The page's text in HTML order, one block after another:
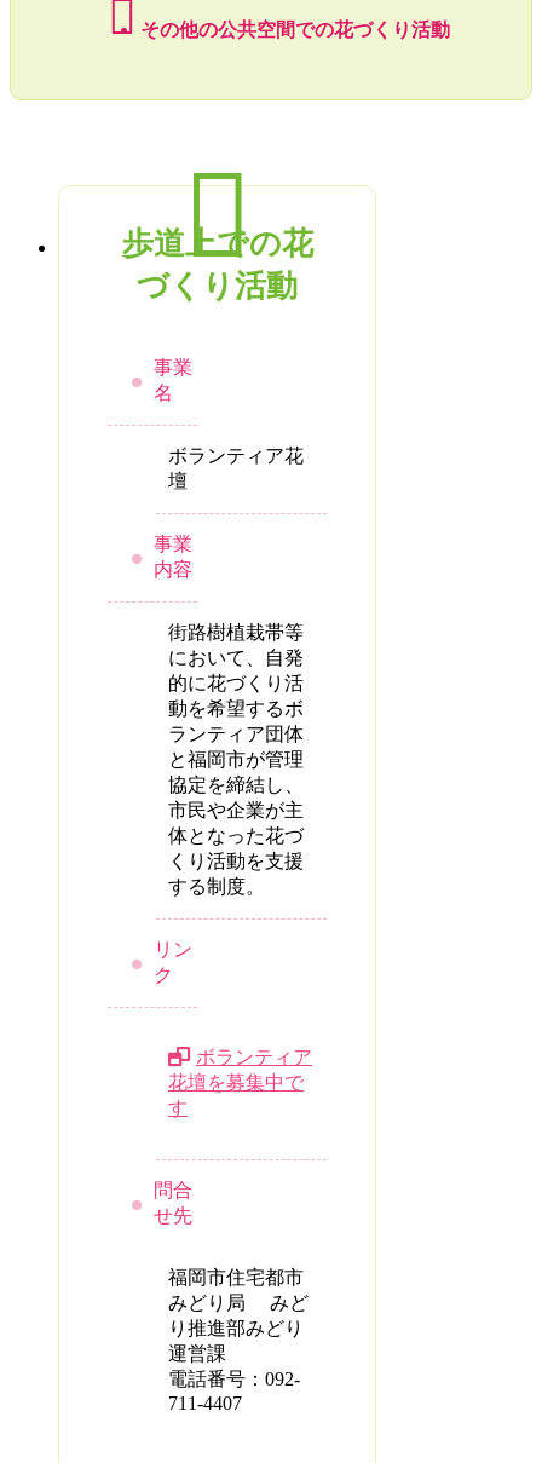
その他の公共空間での花づくり活動
歩道上での花
づくり活動
事業
名
ボランティア花
壇
事業
内容
街路樹植栽帯等
において、自発
的に花づくり活
動を希望するボ
ランティア団体
と福岡市が管理
協定を締結し、
市民や企業が主
体となった花づ
くり活動を支援
する制度。
リン
ク
ボランティア
花壇を募集中で
す
問合
せ先
福岡市住宅都市
みどり局 みど
り推進部みどり
運営課
電話番号：092-
711-4407